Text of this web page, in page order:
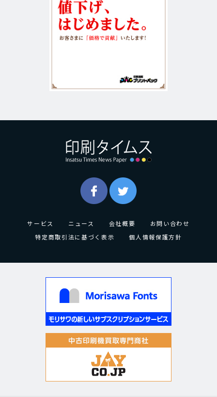
サービス ニュース 会社概要
お問い合わせ
特定商取引法に基づく表示
個人情報保護方針